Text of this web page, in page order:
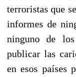
terroristas que
informes de
ninguno de
publicar las
en esos países